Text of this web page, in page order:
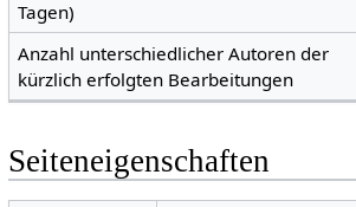
Tagen)
Anzahl unterschiedlicher Autoren der
kürzlich erfolgten Bearbeitungen
Seiteneigenschaften